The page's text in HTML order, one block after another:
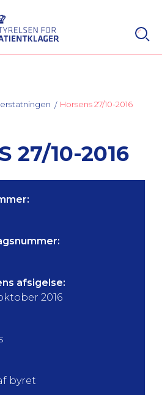
Horsens 27/10-2016
27/10-2016
afsigelse:
2016
byret